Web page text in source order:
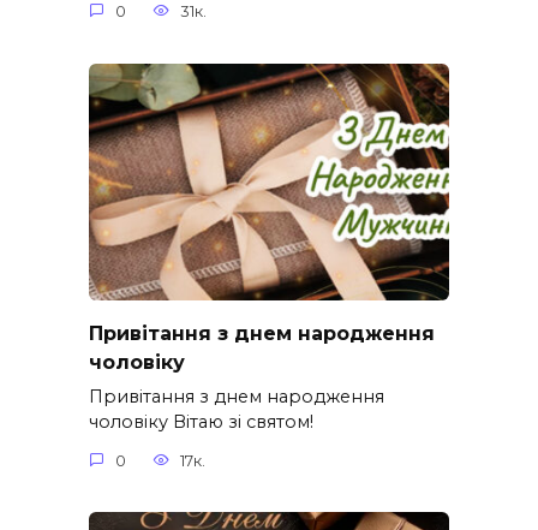
0 31к.
Привітання з днем народження
чоловіку
Привітання з днем народження
чоловіку Вітаю зі святом!
0 17к.